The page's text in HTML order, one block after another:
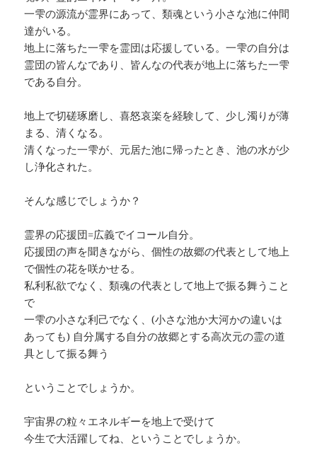
一雫の源流が霊界にあって、類魂という小さな池に仲間
達がいる。
地上に落ちた一雫を霊団は応援している。一雫の自分は
霊団の皆んなであり、皆んなの代表が地上に落ちた一雫
である自分。
地上で切磋琢磨し、喜怒哀楽を経験して、少し濁りが薄
まる、清くなる。
清くなった一雫が、元居た池に帰ったとき、池の水が少
し浄化された。
そんな感じでしょうか？
霊界の応援団=広義でイコール自分。
応援団の声を聞きながら、個性の故郷の代表として地上
で個性の花を咲かせる。
私利私欲でなく、類魂の代表として地上で振る舞うこと
で
一雫の小さな利己でなく、(小さな池か大河かの違いは
あっても) 自分属する自分の故郷とする高次元の霊の道
具として振る舞う
ということでしょうか。
宇宙界の粒々エネルギーを地上で受けて
今生で大活躍してね、ということでしょうか。